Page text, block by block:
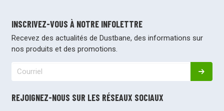
INSCRIVEZ-VOUS À NOTRE INFOLETTRE
Recevez des actualités de Dustbane, des informations sur
nos produits et des promotions.
REJOIGNEZ-NOUS SUR LES RÉSEAUX SOCIAUX